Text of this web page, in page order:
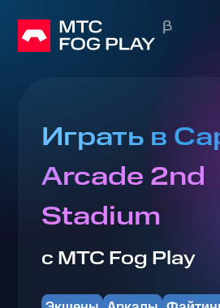
Играть в
Arcade 2nd
Stadium
с МТС Fog Play